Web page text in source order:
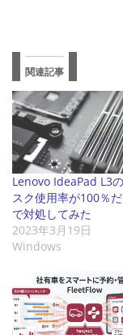
関連記事
Lenovo IdeaPad L3
スク使用率が100％
で対処してみた
2023年3月19日
Windows